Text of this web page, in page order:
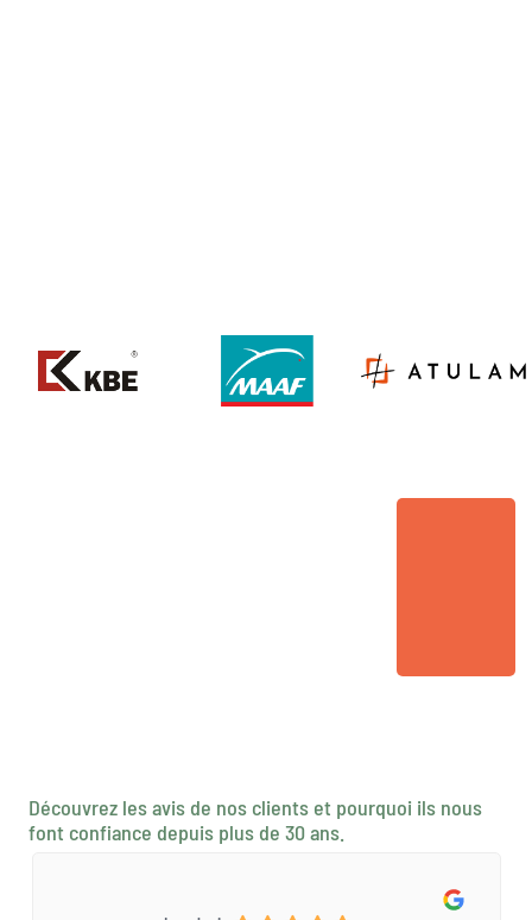
Découvrez les avis de nos clients et pourquoi ils nous
font confiance depuis plus de 30 ans.